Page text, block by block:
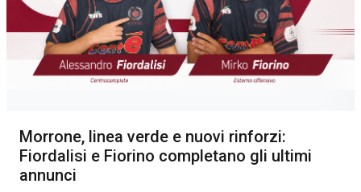
Morrone, linea verde e nuovi rinforzi:
Fiordalisi e Fiorino completano gli ultimi
annunci